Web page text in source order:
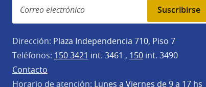
Suscribirse
Dirección: Plaza Independencia 710, Piso 7
Teléfonos: 150 3421 int. 3461 , 150 int. 3490
Contacto
Horario de atención: Lunes a Viernes de 9 a 17 hs